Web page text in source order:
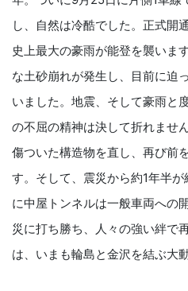
し、自然は冷酷でした。正式開
史上最大の豪雨が能登を襲いま
な土砂崩れが発生し、目前に迫
いました。地震、そして豪雨と
の不屈の精神は決して折れませ
傷ついた構造物を直し、再び前
す。そして、震災から約1年半
に中屋トンネルは一般車両への
災に打ち勝ち、人々の強い絆で
は、いまも輪島と金沢を結ぶ大